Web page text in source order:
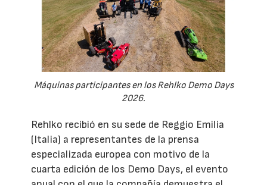
Máquinas participantes en los Rehlko Demo Days
2026.
Rehlko recibió en su sede de Reggio Emilia
(Italia) a representantes de la prensa
especializada europea con motivo de la
cuarta edición de los Demo Days, el evento